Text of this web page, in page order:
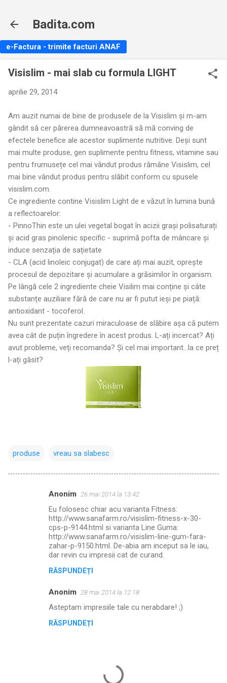
Badita.com
e-Factura - trimite facturi ANAF
Visislim - mai slab cu formula LIGHT
aprilie 29, 2014
Am auzit numai de bine de produsele de la Visislim și m-am
gândit să cer părerea dumneavoastră să mă conving de
efectele benefice ale acestor suplimente nutritive. Deși sunt
mai multe produse, gen suplimente pentru fitness, vitamine sau
pentru frumusețe cel mai vândut produs rămâne Visislim, cel
mai bine vândut produs pentru slăbit conform cu spusele
visislim.com.
Ce ingrediente contine Visislim Light de e văzut în lumina bună
a reflectoarelor:
- PinnoThin este un ulei vegetal bogat în acizii grași polisaturați
și acid gras pinolenic specific - suprimă pofta de mâncare și
induce senzația de sațietate
- CLA (acid linoleic conjugat) de care ați mai auzit, oprește
procesul de depozitare și acumulare a grăsimilor în organism.
Pe lângă cele 2 ingrediente cheie Visilim mai conține și câte
substanțe auziliare fără de care nu ar fi putut ieși pe piață:
antioxidant - tocoferol.
Nu sunt prezentate cazuri miraculoase de slăbire așa că putem
avea cât de puțin îngredere în acest produs. L-ați incercat? Ați
avut probleme, veți recomanda? Și cel mai important...la ce preț
l-ați găsit?
produse vreau sa slabesc
Anonim 26 mai 2014 la 13:42
Eu folosesc chiar acu varianta Fitness:
http://www.sanafarm.ro/visislim-fitness-x-30-
cps-p-9144.html si varianta Line Guma:
http://www.sanafarm.ro/visislim-line-gum-fara-
zahar-p-9150.html. De-abia am inceput sa le iau,
dar revin cu impresii cat de curand.
RĂSPUNDEȚI
Anonim 28 mai 2014 la 12:18
Asteptam impresiile tale cu nerabdare! ;)
RĂSPUNDEȚI